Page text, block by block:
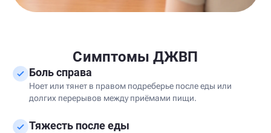
Симптомы ДЖВП
Боль справа
Ноет или тянет в правом подреберье после еды или
долгих перерывов между приёмами пищи.
Тяжесть после еды